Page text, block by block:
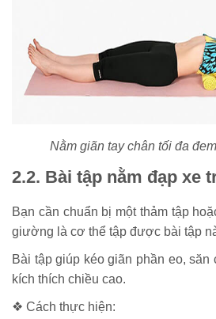
Nằm giãn tay chân tối đa
2.2. Bài tập nằm đạp xe
Bạn cần chuẩn bị một thảm tập
giường là cơ thể tập được bài tập
Bài tập giúp kéo giãn phần eo, săn
kích thích chiều cao.
❖ Cách thực hiện: